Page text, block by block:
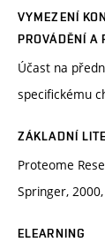
VYMEZENÍ
PROVÁDĚNÍ A
Účast na
specifickému
ZÁKLADNÍ
Proteome
Springer,
ELEARNING